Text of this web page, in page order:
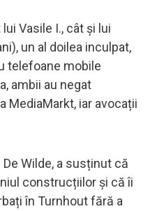
Vasile I., cât și lui
un al doilea inculpat,
telefoane mobile
ambii au negat
MediaMarkt, iar avocații
Wilde, a susținut că
construcțiilor și că îi
în Turnhout fără a